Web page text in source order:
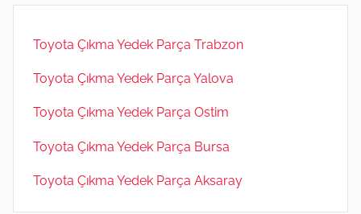
Toyota Çıkma Yedek Parça Trabzon
Toyota Çıkma Yedek Parça Yalova
Toyota Çıkma Yedek Parça Ostim
Toyota Çıkma Yedek Parça Bursa
Toyota Çıkma Yedek Parça Aksaray